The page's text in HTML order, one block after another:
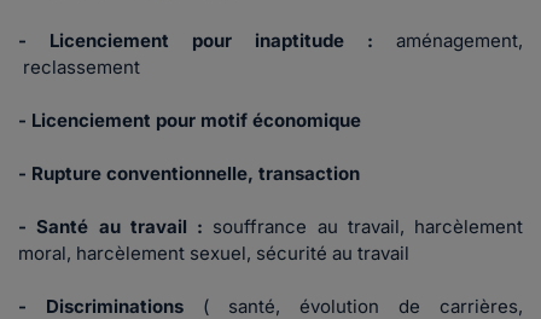
- Licenciement pour inaptitude : aménagement,
reclassement
- Licenciement pour motif économique
- Rupture conventionnelle, transaction
- Santé au travail : souffrance au travail, harcèlement
moral, harcèlement sexuel, sécurité au travail
- Discriminations ( santé, évolution de carrières,